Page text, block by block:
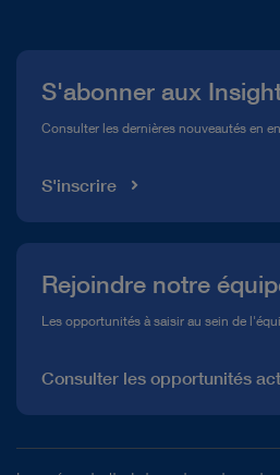
Service télé-assistance Conformité
S'abonner aux
Consulter les dernières nouveautés en
S'inscrire
Rejoindre notre
Les opportunités à saisir au sein de
Consulter les opportunités